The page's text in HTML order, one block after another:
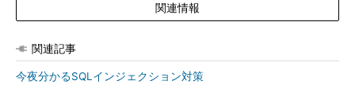
関連情報
関連記事
今夜分かるSQLインジェクション対策